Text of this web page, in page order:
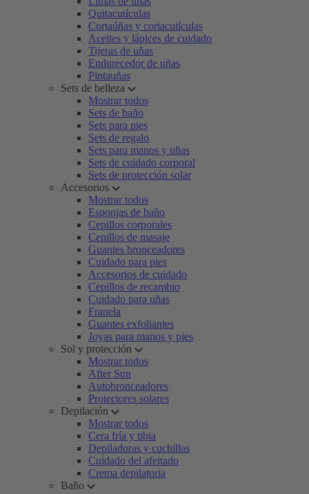
Quitacutículas
Cortaúñas y cortacutículas
Aceites y lápices de cuidado
Tijeras de uñas
Endurecedor de uñas
Pintauñas
Sets de belleza
Mostrar todos
Sets de baño
Sets para pies
Sets de regalo
Sets para manos y uñas
Sets de cuidado corporal
Sets de protección solar
Accesorios
Mostrar todos
Esponjas de baño
Cepillos corporales
Cepillos de masaje
Guantes bronceadores
Cuidado para pies
Accesorios de cuidado
Cepillos de recambio
Cuidado para uñas
Franela
Guantes exfoliantes
Joyas para manos y pies
Sol y protección
Mostrar todos
After Sun
Autobronceadores
Protectores solares
Depilación
Mostrar todos
Cera fría y tibia
Depiladoras y cuchillas
Cuidado del afeitado
Crema depilatoria
Baño